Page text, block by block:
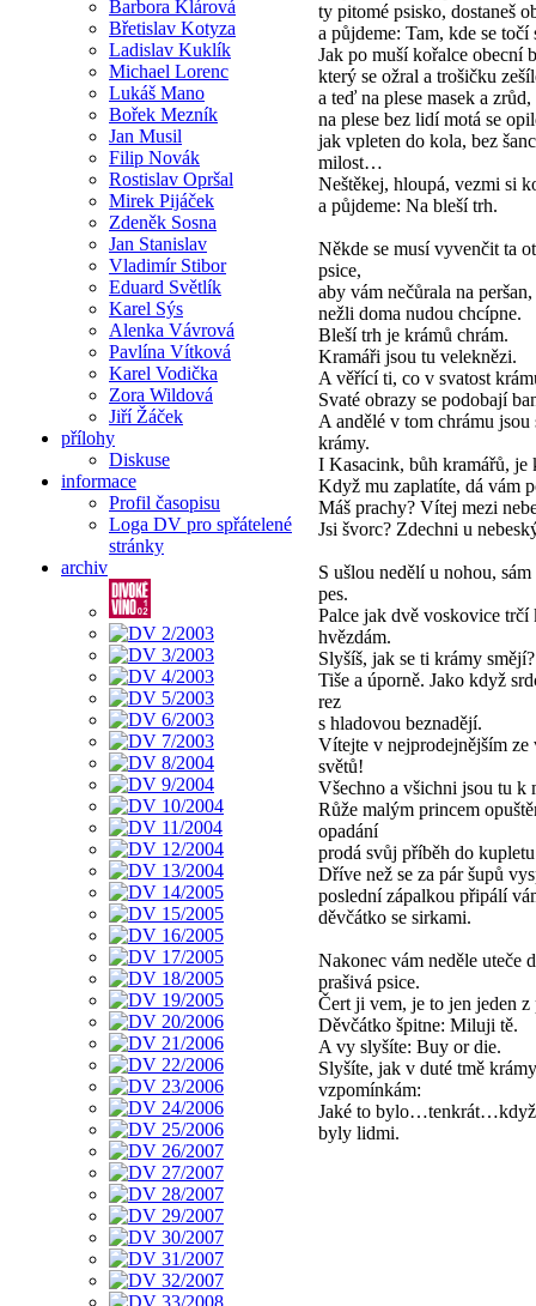
Barbora Klárová
Břetislav Kotyza
Ladislav Kuklík
Michael Lorenc
Lukáš Mano
Bořek Mezník
Jan Musil
Filip Novák
Rostislav Opršal
Mirek Pijáček
Zdeněk Sosna
Jan Stanislav
Vladimír Stibor
Eduard Světlík
Karel Sýs
Alenka Vávrová
Pavlína Vítková
Karel Vodička
Zora Wildová
Jiří Žáček
přílohy
Diskuse
informace
Profil časopisu
Loga DV pro spřátelené
stránky
archiv
ty pitomé psisko, dostaneš
a půjdeme: Tam, kde se točí
Jak po muší kořalce obecní
který se ožral a trošičku
a teď na plese masek a zrůd,
na plese bez lidí motá se
jak vpleten do kola, bez
milost…
Neštěkej, hloupá, vezmi si
a půjdeme: Na bleší trh.
Někde se musí vyvenčit ta
psice,
aby vám nečůrala na peršan,
nežli doma nudou chcípne.
Bleší trh je krámů chrám.
Kramáři jsou tu veleknězi.
A věřící ti, co v svatost
Svaté obrazy se podobají
A andělé v tom chrámu jsou
krámy.
I Kasacink, bůh kramářů, je
Když mu zaplatíte, dá vám
Máš prachy? Vítej mezi
Jsi švorc? Zdechni u
S ušlou nedělí u nohou,
pes.
Palce jak dvě voskovice trčí
hvězdám.
Slyšíš, jak se ti krámy smějí?
Tiše a úporně. Jako když
rez
s hladovou beznadějí.
Vítejte v nejprodejnějším ze
světů!
Všechno a všichni jsou tu k
Růže malým princem
opadání
prodá svůj příběh do
Dříve než se za pár šupů
poslední zápalkou připálí
děvčátko se sirkami.
Nakonec vám neděle uteče
prašivá psice.
Čert ji vem, je to jen jeden z
Děvčátko špitne: Miluji tě.
A vy slyšíte: Buy or die.
Slyšíte, jak v duté tmě
vzpomínkám:
Jaké to bylo…tenkrát…když
byly lidmi.